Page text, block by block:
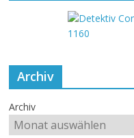
Archiv
Archiv